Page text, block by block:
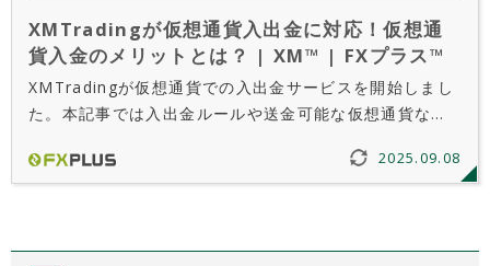
XMTradingが仮想通貨入出金に対応！仮想通
貨入金のメリットとは？ | XM™ | FXプラス™
XMTradingが仮想通貨での入出金サービスを開始しまし
た。本記事では入出金ルールや送金可能な仮想通貨など
理由や注意点も詳しく紹介します。
2025.09.08